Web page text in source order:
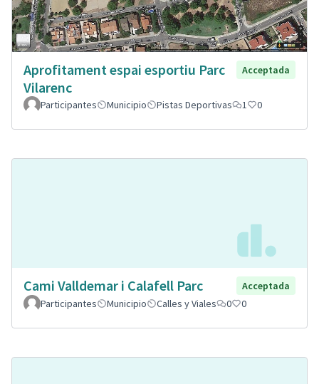
Aprofitament espai esportiu Parc
Vilarenc
Acceptada
Participantes Municipio Pistas Deportivas 1 0
Cami Valldemar i Calafell Parc
Acceptada
Participantes
Municipio Calles y Viales 0 0